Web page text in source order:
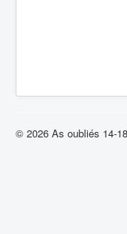
© 2026 As oubliés 14-18